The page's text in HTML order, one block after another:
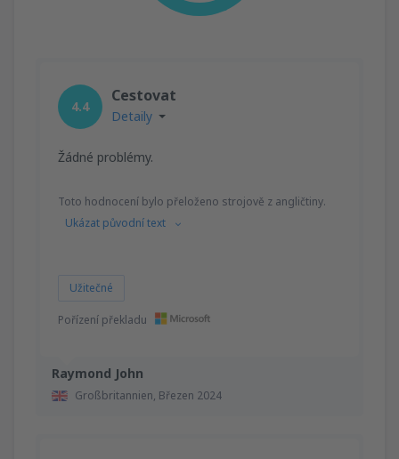
Raymond John
Großbritannien, Březen 2024
4.4
Cestovat
Detaily
Žádné problémy.
Toto hodnocení bylo přeloženo strojově z angličtiny.
Ukázat původní text
Užitečné
Pořízení překladu